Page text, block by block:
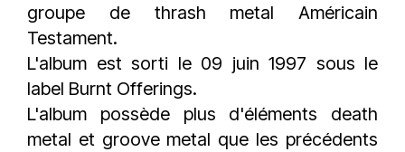
groupe de thrash metal Américain
Testament.
L'album est sorti le 09 juin 1997 sous le
label Burnt Offerings.
L'album possède plus d'éléments death
metal et groove metal que les précédents